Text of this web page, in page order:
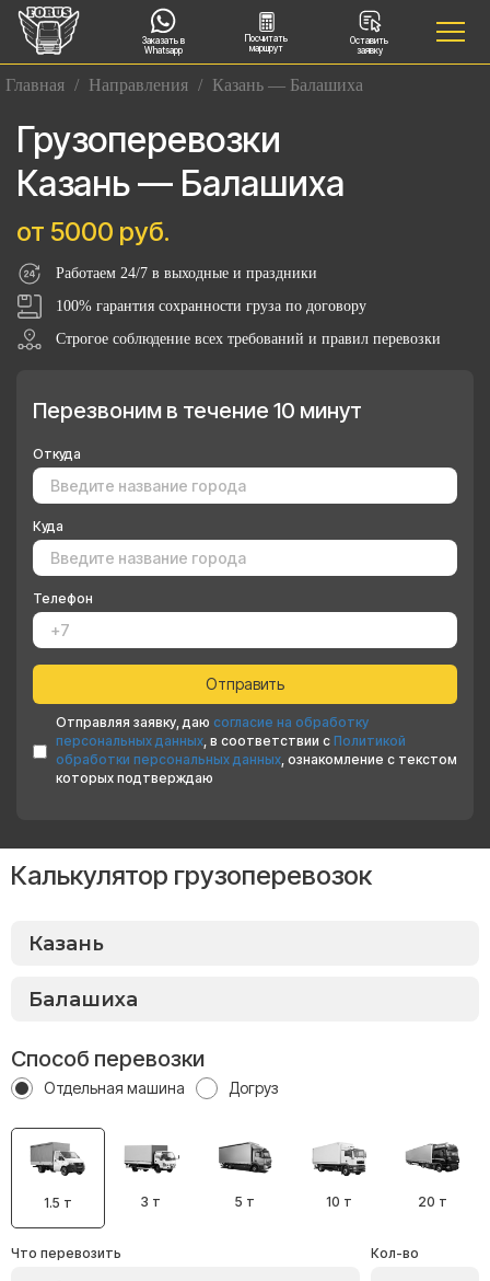
Заказать в
Whatsapp
Посчитать
маршрут
Оставить
заявку
Главная / Направления / Казань — Балашиха
Грузоперевозки
Казань — Балашиха
от 5000 руб.
Работаем 24/7 в выходные и праздники
100% гарантия сохранности груза по договору
Строгое соблюдение всех требований и правил перевозки
Перезвоним в течение 10 минут
Откуда
Куда
Телефон
Отправляя заявку, даю согласие на обработку
персональных данных, в соответствии с Политикой
обработки персональных данных, ознакомление с текстом
которых подтверждаю
Калькулятор грузоперевозок
Способ перевозки
Отдельная машина Догруз
1.5 т 3 т 5 т 10 т 20 т
Что перевозить Кол-во